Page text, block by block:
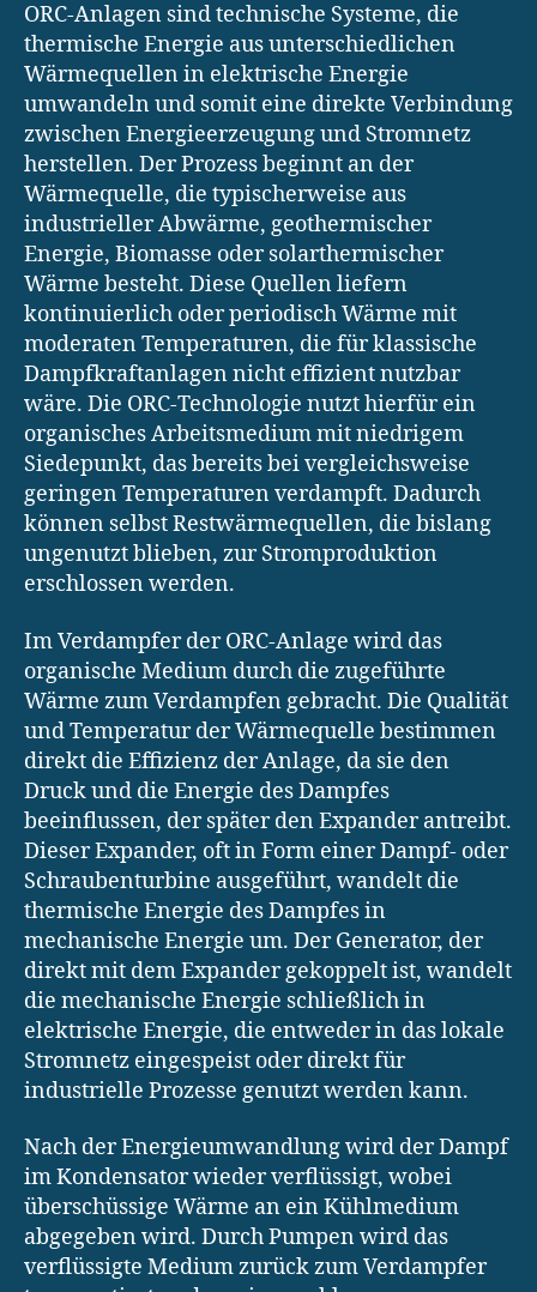
ORC-Anlagen sind technische Systeme, die
thermische Energie aus unterschiedlichen
Wärmequellen in elektrische Energie
umwandeln und somit eine direkte Verbindung
zwischen Energieerzeugung und Stromnetz
herstellen. Der Prozess beginnt an der
Wärmequelle, die typischerweise aus
industrieller Abwärme, geothermischer
Energie, Biomasse oder solarthermischer
Wärme besteht. Diese Quellen liefern
kontinuierlich oder periodisch Wärme mit
moderaten Temperaturen, die für klassische
Dampfkraftanlagen nicht effizient nutzbar
wäre. Die ORC-Technologie nutzt hierfür ein
organisches Arbeitsmedium mit niedrigem
Siedepunkt, das bereits bei vergleichsweise
geringen Temperaturen verdampft. Dadurch
können selbst Restwärmequellen, die bislang
ungenutzt blieben, zur Stromproduktion
erschlossen werden.
Im Verdampfer der ORC-Anlage wird das
organische Medium durch die zugeführte
Wärme zum Verdampfen gebracht. Die Qualität
und Temperatur der Wärmequelle bestimmen
direkt die Effizienz der Anlage, da sie den
Druck und die Energie des Dampfes
beeinflussen, der später den Expander antreibt.
Dieser Expander, oft in Form einer Dampf- oder
Schraubenturbine ausgeführt, wandelt die
thermische Energie des Dampfes in
mechanische Energie um. Der Generator, der
direkt mit dem Expander gekoppelt ist, wandelt
die mechanische Energie schließlich in
elektrische Energie, die entweder in das lokale
Stromnetz eingespeist oder direkt für
industrielle Prozesse genutzt werden kann.
Nach der Energieumwandlung wird der Dampf
im Kondensator wieder verflüssigt, wobei
überschüssige Wärme an ein Kühlmedium
abgegeben wird. Durch Pumpen wird das
verflüssigte Medium zurück zum Verdampfer